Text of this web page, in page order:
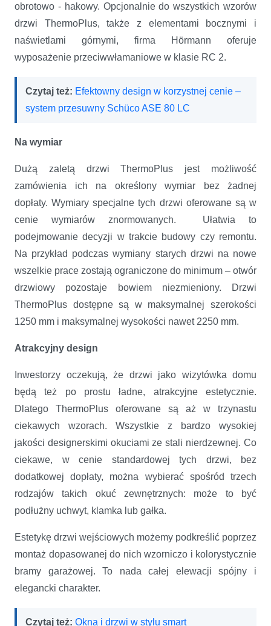
obrotowo - hakowy. Opcjonalnie do wszystkich wzorów
drzwi ThermoPlus, także z elementami bocznymi i
naświetlami górnymi, firma Hörmann oferuje
wyposażenie przeciwwłamaniowe w klasie RC 2.
Czytaj też: Efektowny design w korzystnej cenie –
system przesuwny Schüco ASE 80 LC
Na wymiar
Dużą zaletą drzwi ThermoPlus jest możliwość
zamówienia ich na określony wymiar bez żadnej
dopłaty. Wymiary specjalne tych drzwi oferowane są w
cenie wymiarów znormowanych. Ułatwia to
podejmowanie decyzji w trakcie budowy czy remontu.
Na przykład podczas wymiany starych drzwi na nowe
wszelkie prace zostają ograniczone do minimum – otwór
drzwiowy pozostaje bowiem niezmieniony. Drzwi
ThermoPlus dostępne są w maksymalnej szerokości
1250 mm i maksymalnej wysokości nawet 2250 mm.
Atrakcyjny design
Inwestorzy oczekują, że drzwi jako wizytówka domu
będą też po prostu ładne, atrakcyjne estetycznie.
Dlatego ThermoPlus oferowane są aż w trzynastu
ciekawych wzorach. Wszystkie z bardzo wysokiej
jakości designerskimi okuciami ze stali nierdzewnej. Co
ciekawe, w cenie standardowej tych drzwi, bez
dodatkowej dopłaty, można wybierać spośród trzech
rodzajów takich okuć zewnętrznych: może to być
podłużny uchwyt, klamka lub gałka.
Estetykę drzwi wejściowych możemy podkreślić poprzez
montaż dopasowanej do nich wzorniczo i kolorystycznie
bramy garażowej. To nada całej elewacji spójny i
elegancki charakter.
Czytaj też: Okna i drzwi w stylu smart